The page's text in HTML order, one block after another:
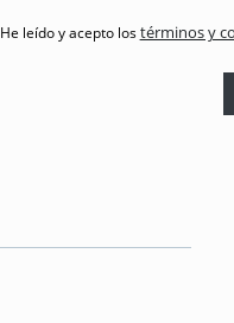
He leído y acepto lostérminos y